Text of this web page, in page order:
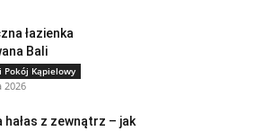
łazienka
Bali
Pokój Kąpielowy
2026
hałas z zewnątrz – jak